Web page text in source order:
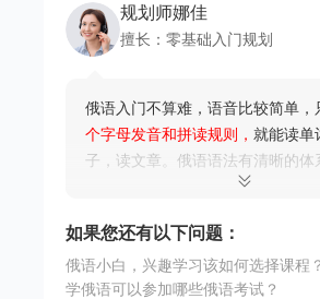
规划师娜佳
擅长： 零基础入门规划
俄语入门不算难，语音比较简单，
个字母发音和拼读规则， 就能读单
子，读文章。俄语语法有清晰的体
浅入深地学习，加上大量练习，完
如果您还有以下问题：
俄语小白，兴趣学习该如何选择课程？
学俄语可以参加哪些俄语考试？